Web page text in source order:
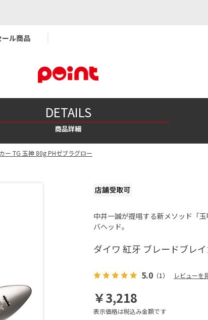
ール商品
DETAILS
商品詳細
ー TG 玉神 80g PHゼブラグロー
中井一誠が提唱する新メソッド「
バヘッド。
ダイワ 紅牙 ブレードブレ
5.0 （1） レビューを
￥3,218
表示価格は税込み金額です